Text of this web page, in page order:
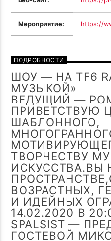
Мероприятие: https://
ПОДРОБНОСТИ
ШОУ — НА TF6
МУЗЫКОЙ»
ВЕДУЩИЙ —
ПРИВЕТСТВУЮ
ШАБЛОННОГО,
ТВОРЧЕСТВУ
ИСКУССТВА.ВЫ
ВОЗРАСТНЫХ,
И ИДЕЙНЫХ
14.02.2020 В
SPALSIST —
ГОСТЕВОЙ